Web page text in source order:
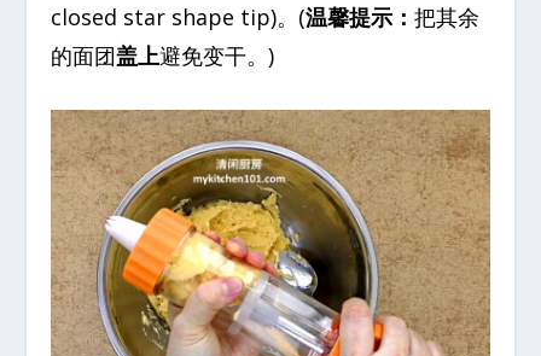
closed star shape tip)。(温馨提示：把其余
的面团盖上避免变干。)